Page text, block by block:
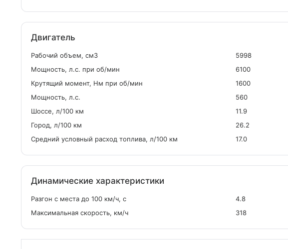
Двигатель
Рабочий объем, см3
5998
Мощность, л.с. при об/мин
6100
Крутящий момент, Нм при об/мин
1600
Мощность, л.с.
560
Шоссе, л/100 км
11.9
Город, л/100 км
26.2
Средний условный расход топлива, л/100 км
17.0
Динамические характеристики
Разгон с места до 100 км/ч, с
4.8
Максимальная скорость, км/ч
318